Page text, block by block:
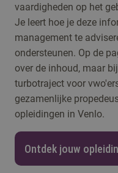
vaardigheden op het
Je leert hoe je deze
management te
ondersteunen. Op de
over de inhoud, maar
turbotraject voor
gezamenlijke
opleidingen in Venlo.
Ontdek jouw